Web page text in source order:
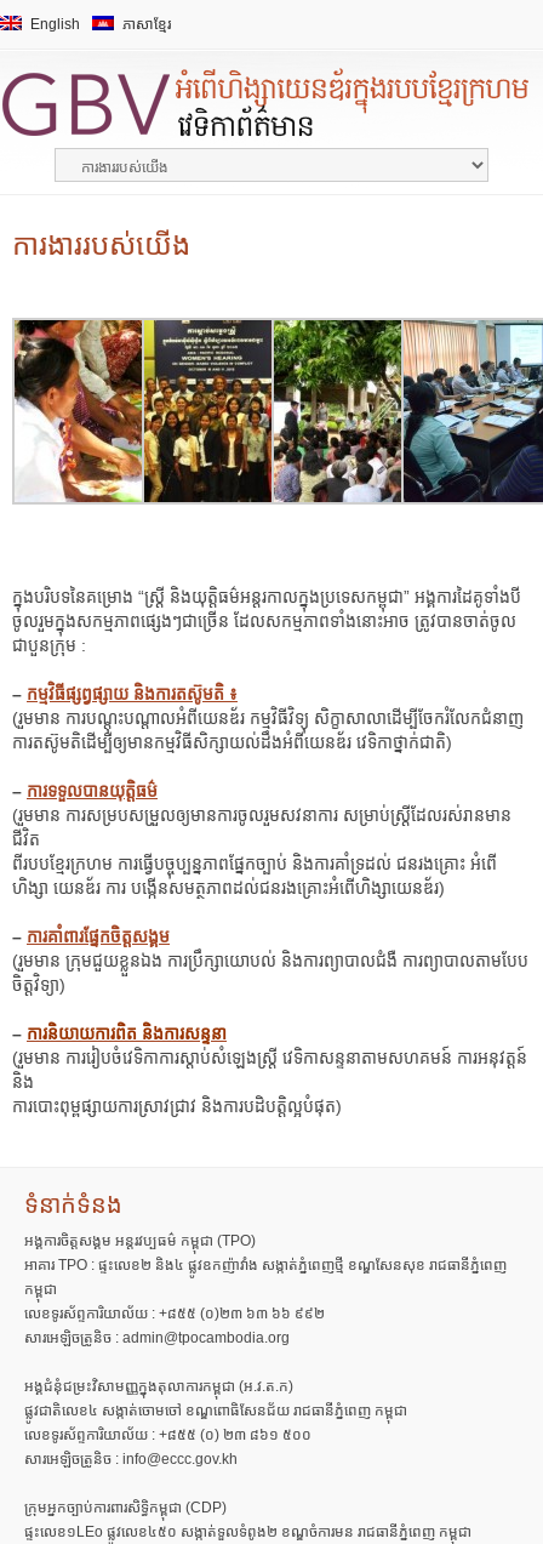
English ភាសាខ្មែរ
ការងាររបស់យើង
ក្នុងបរិបទនៃគម្រោង “ស្ត្រី និងយុត្តិធម៌អន្តរកាលក្នុងប្រទេសកម្ពុជា” អង្គការដៃគូទាំងបី
ចូលរួមក្នុងសកម្មភាពផ្សេងៗជាច្រើន ដែលសកម្មភាពទាំងនោះអាច ត្រូវបានចាត់ចូល
ជាបួនក្រុម :
– កម្មវិធីផ្សព្វផ្សាយ និងការតស៊ូមតិ ៖
(រួមមាន ការបណ្តុះបណ្តាលអំពីយេនឌ័រ កម្មវិធីវិទ្យុ សិក្ខាសាលាដើម្បីចែករំលែកជំនាញ
ការតស៊ូមតិដើម្បីឲ្យមានកម្មវិធីសិក្សាយល់ដឹងអំពីយេនឌ័រ វេទិកាថ្នាក់ជាតិ)
– ការទទួលបានយុត្តិធម៌
(រួមមាន ការសម្របសម្រួលឲ្យមានការចូលរួមសវនាការ សម្រាប់ស្ត្រីដែលរស់រានមាន
ជីវិត
ពីរបបខ្មែរក្រហម ការធ្វើបច្ចុប្បន្នភាពផ្នែកច្បាប់ និងការគាំទ្រដល់ ជនរងគ្រោះ អំពើ
ហិង្សា យេនឌ័រ ការ បង្កើនសមត្ថភាពដល់ជនរងគ្រោះអំពើហិង្សាយេនឌ័រ)
– ការគាំពារផ្នែកចិត្តសង្គម
(រួមមាន ក្រុមជួយខ្លួនឯង ការប្រឹក្សាយោបល់ និងការព្យាបាលជំងឺ ការព្យាបាលតាមបែប
ចិត្តវិទ្យា)
– ការនិយាយការពិត និងការសន្ទនា
(រួមមាន ការរៀបចំវេទិកាការស្តាប់សំឡេងស្ត្រី វេទិកាសន្ទនាតាមសហគមន៍ ការអនុវត្តន៍
និង
ការបោះពុម្ពផ្សាយការស្រាវជ្រាវ និងការបដិបត្តិល្អបំផុត)
ទំនាក់ទំនង
អង្គការចិត្តសង្គម អន្តរវប្បធម៌ កម្ពុជា (TPO)
អាគារ TPO : ផ្ទះលេខ២ និង៤ ផ្លូវឧកញ៉ាវាំង សង្កាត់ភ្នំពេញថ្មី ខណ្ឌសែនសុខ រាជធានីភ្នំពេញ
កម្ពុជា
លេខទូរស័ព្ទការិយាល័យ : +៨៥៥ (០)២៣ ៦៣ ៦៦ ៩៩២
សារអេឡិចត្រូនិច : admin@tpocambodia.org
អង្គជំនុំជម្រះវិសាមញ្ញក្នុងតុលាការកម្ពុជា (អ.វ.ត.ក)
ផ្លូវជាតិលេខ៤ សង្កាត់ចោមចៅ ខណ្ឌពោធិសែនជ័យ រាជធានីភ្នំពេញ កម្ពុជា
លេខទូរស័ព្ទការិយាល័យ : +៨៥៥ (០) ២៣ ៨៦១ ៥០០
សារអេឡិចត្រូនិច : info@eccc.gov.kh
ក្រុមអ្នកច្បាប់ការពារសិទ្ធិកម្ពុជា (CDP)
ផ្ទះលេខ១LEo ផ្លូវលេខ៤៥០ សង្កាត់ទួលទំពូង២ ខណ្ឌចំការមន រាជធានីភ្នំពេញ កម្ពុជា